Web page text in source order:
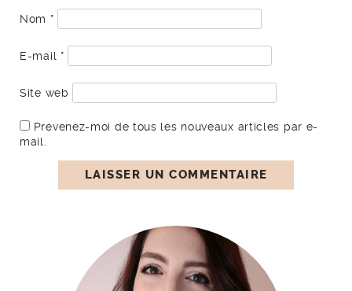
Nom *
E-mail *
Site web
Prévenez-moi de tous les nouveaux articles par e-
mail.